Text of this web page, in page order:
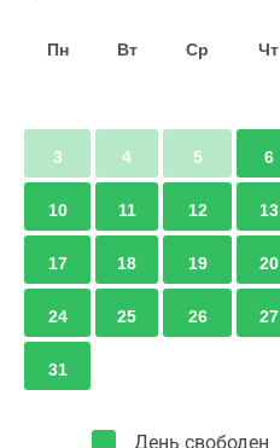
Пн Вт Ср Чт
3 4 5 6
10 11 12 13
17 18 19 20
24 25 26 27
31
День свободен